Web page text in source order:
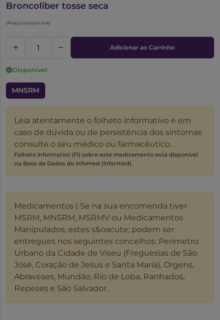
Broncoliber tosse seca
(Preços incluem IVA)
Adicionar ao Carrinho
Disponível
MNSRM
Leia atentamente o folheto informativo e em
caso de dúvida ou de persistência dos sintomas
consulte o seu médico ou farmacêutico.
Folheto Informativo (FI) sobre este medicamento está disponível
na Base de Dados do infomed (Infarmed).
Medicamentos | Se na sua encomenda tiver
MSRM, MNSRM, MSRMV ou Medicamentos
Manipulados, estes s&oacute; podem ser
entregues nos seguintes concelhos: Perímetro
Urbano da Cidade de Viseu (Freguesias de São
José, Coração de Jesus e Santa Maria), Orgens,
Abraveses, Mundão, Rio de Loba, Ranhados,
Repeses e São Salvador.